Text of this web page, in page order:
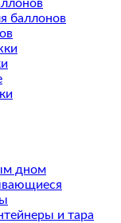
баллонов
дном
и тара